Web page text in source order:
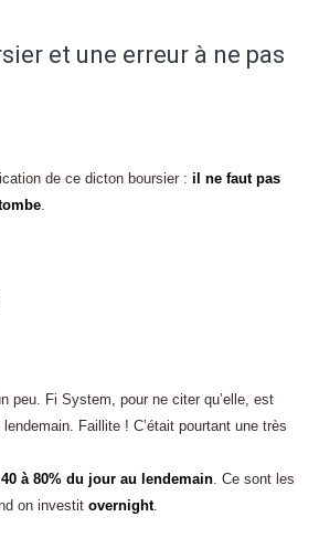
et une erreur à ne pas
de ce dicton boursier : il ne faut pas
.
peu. Fi System, pour ne citer qu’elle, est
Faillite ! C’était pourtant une très
40 à 80% du jour au lendemain. Ce sont les
on investit overnight.